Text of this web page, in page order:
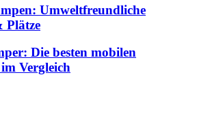
Umweltfreundliche
Plätze
Die besten mobilen
Vergleich